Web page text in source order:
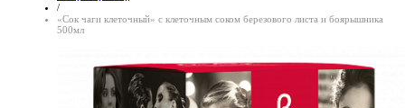
/
«Сок чаги клеточный» с клеточным соком березового листа и боярышника
500мл